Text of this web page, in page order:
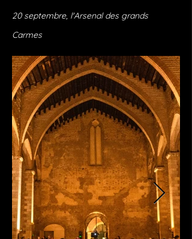
20 septembre, l'Arsenal des grands
Carmes